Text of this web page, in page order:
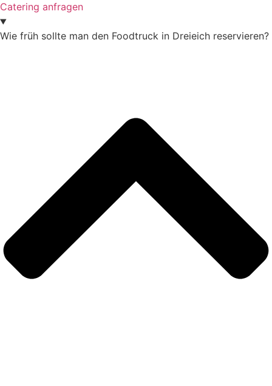
Catering anfragen
Wie früh sollte man den Foodtruck in Dreieich reservieren?